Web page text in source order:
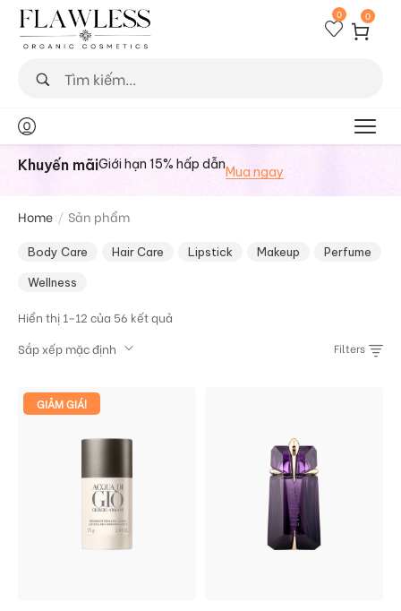
0 0
Khuyến mãiGiới hạn 15% hấp dẫn
Mua ngay
Home / Sản phẩm
Body Care Hair Care Lipstick Makeup Perfume
Wellness
Hiển thị 1–12 của 56 kết quả
Sắp xếp mặc định
Filters
GIẢM GIÁ!